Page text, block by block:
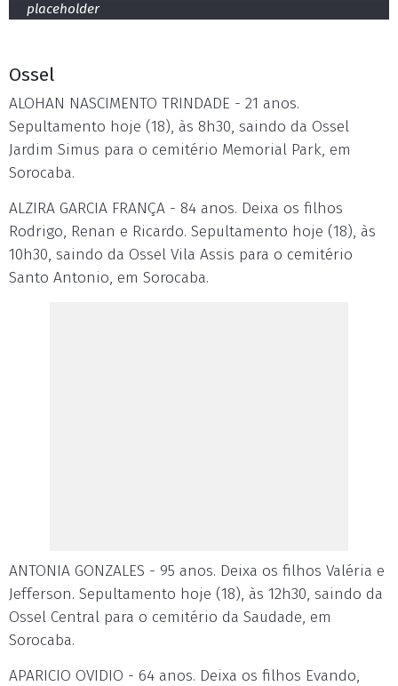
placeholder
Ossel
ALOHAN NASCIMENTO TRINDADE - 21 anos.
Sepultamento hoje (18), às 8h30, saindo da Ossel
Jardim Simus para o cemitério Memorial Park, em
Sorocaba.
ALZIRA GARCIA FRANÇA - 84 anos. Deixa os filhos
Rodrigo, Renan e Ricardo. Sepultamento hoje (18), às
10h30, saindo da Ossel Vila Assis para o cemitério
Santo Antonio, em Sorocaba.
ANTONIA GONZALES - 95 anos. Deixa os filhos Valéria e
Jefferson. Sepultamento hoje (18), às 12h30, saindo da
Ossel Central para o cemitério da Saudade, em
Sorocaba.
APARICIO OVIDIO - 64 anos. Deixa os filhos Evando,